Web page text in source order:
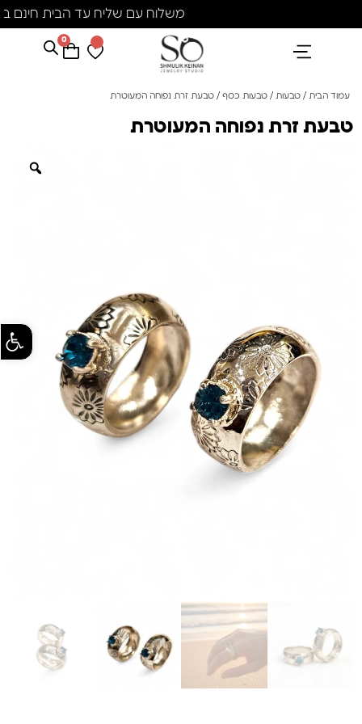
משלוח עם שליח עד הבית חינם
0
עמוד הבית / טבעות / טבעות כסף / טבעת זרת נפוחה המעוטרת
טבעת זרת נפוחה המעוטרת
פתח